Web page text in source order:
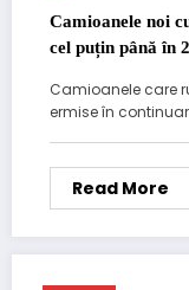
Camioanele noi
cel puțin până în
Camioanele care
ermise în
Read More